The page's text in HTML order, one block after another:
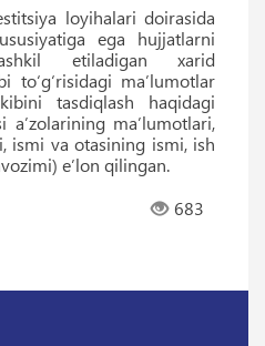
loyihalari doirasida
ega hujjatlarni
etiladigan xarid
to‘g‘risidagi maʼlumotlar
tasdiqlash haqidagi
maʼlumotlari,
ismi va otasining ismi, ish
eʼlon qilingan.
683